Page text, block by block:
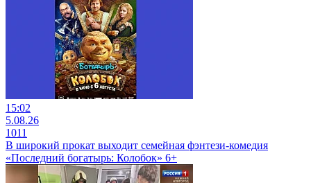
15:02
5.08.26
1011
В широкий прокат выходит семейная фэнтези-комедия
«Последний богатырь: Колобок» 6+